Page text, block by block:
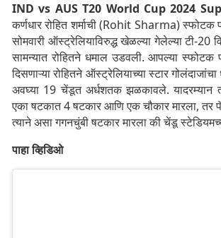
IND vs AUS T20 World Cup 2024
कर्णधार रोहित शर्माची (Rohit Sharma)
सोमवारी ऑस्ट्रेलियाविरुद्ध खेळल्या गेलेल्या टी-20
सामन्यात रोहितने धमाल उडवली. आपल्या स्फोटक
दिसणाऱ्या रोहितने ऑस्ट्रेलियाच्या स्टार
अवघ्या 19 चेंडूत अर्धशतक झळकावले. यादरम्यान
एका षटकात 4 षटकार आणि एक चौकार मारला, तर
त्याने असा गगनचुंबी षटकार मारला की चेंडू
पाहा व्हिडिओ